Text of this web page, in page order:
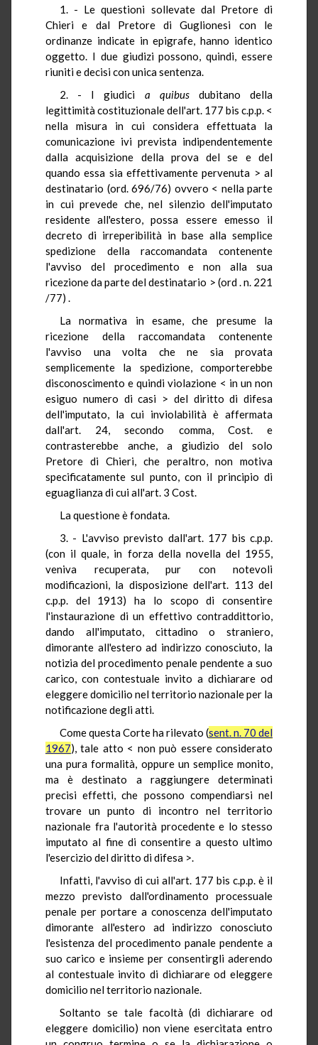
1. - Le questioni sollevate dal Pretore di
Chieri e dal Pretore di Guglionesi con le
ordinanze indicate in epigrafe, hanno identico
oggetto. I due giudizi possono, quindi, essere
riuniti e decisi con unica sentenza.
2. - I giudici a quibusdubitano della
legittimità costituzionale dell'art. 177 bis c.p.p. <
nella misura in cui considera effettuata la
comunicazione ivi prevista indipendentemente
dalla acquisizione della prova del se e del
quando essa sia effettivamente pervenuta > al
destinatario (ord. 696/76) ovvero < nella parte
in cui prevede che, nel silenzio dell'imputato
residente all'estero, possa essere emesso il
decreto di irreperibilità in base alla semplice
spedizione della raccomandata contenente
l'avviso del procedimento e non alla sua
ricezione da parte del destinatario > (ord . n. 221
/77) .
La normativa in esame, che presume la
ricezione della raccomandata contenente
l'avviso una volta che ne sia provata
semplicemente la spedizione, comporterebbe
disconoscimento e quindi violazione < in un non
esiguo numero di casi > del diritto di difesa
dell'imputato, la cui inviolabilità è affermata
dall'art. 24, secondo comma, Cost. e
contrasterebbe anche, a giudizio del solo
Pretore di Chieri, che peraltro, non motiva
specificatamente sul punto, con il principio di
eguaglianza di cui all'art. 3 Cost.
La questione è fondata.
3. - L'avviso previsto dall'art. 177 bis c.p.p.
(con il quale, in forza della novella del 1955,
veniva recuperata, pur con notevoli
modificazioni, la disposizione dell'art. 113 del
c.p.p. del 1913) ha lo scopo di consentire
l'instaurazione di un effettivo contraddittorio,
dando all'imputato, cittadino o straniero,
dimorante all'estero ad indirizzo conosciuto, la
notizia del procedimento penale pendente a suo
carico, con contestuale invito a dichiarare od
eleggere domicilio nel territorio nazionale per la
notificazione degli atti.
Come questa Corte ha rilevato (sent. n. 70 del
1967), tale atto < non può essere considerato
una pura formalità, oppure un semplice monito,
ma è destinato a raggiungere determinati
precisi effetti, che possono compendiarsi nel
trovare un punto di incontro nel territorio
nazionale fra l'autorità procedente e lo stesso
imputato al fine di consentire a questo ultimo
l'esercizio del diritto di difesa >.
Infatti, l'avviso di cui all'art. 177 bis c.p.p. è il
mezzo previsto dall'ordinamento processuale
penale per portare a conoscenza dell'imputato
dimorante all'estero ad indirizzo conosciuto
l'esistenza del procedimento panale pendente a
suo carico e insieme per consentirgli aderendo
al contestuale invito di dichiarare od eleggere
domicilio nel territorio nazionale.
Soltanto se tale facoltà (di dichiarare od
eleggere domicilio) non viene esercitata entro